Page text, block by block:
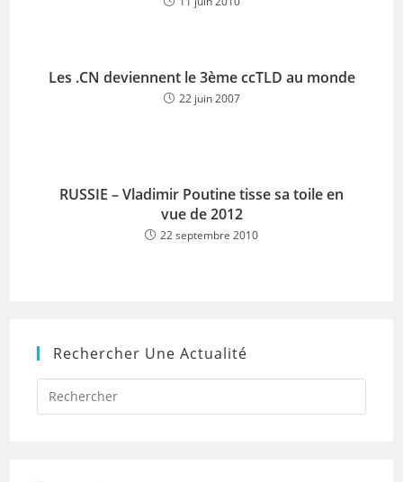
Les .CN deviennent le 3ème ccTLD au monde
22 juin 2007
RUSSIE – Vladimir Poutine tisse sa toile en
vue de 2012
22 septembre 2010
Rechercher Une Actualité
Press
to